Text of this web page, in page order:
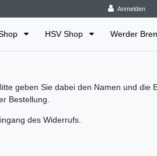
Anmelden
HSV Shop Werder
geben Sie dabei den Namen und die
Bestellung.
des Widerrufs.